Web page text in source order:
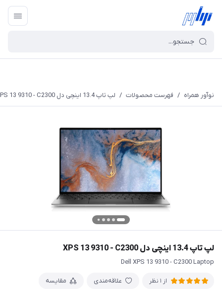
نوآور همراه / فهرست محصولات / لپ تاپ 13.4 اینچی دل XPS 13 9310 - C2300
لپ تاپ 13.4 اینچی دل XPS 13 9310 - C2300
Dell XPS 13 9310 - C2300 Laptop
از 1 نظر علاقه‌مندی مقایسه